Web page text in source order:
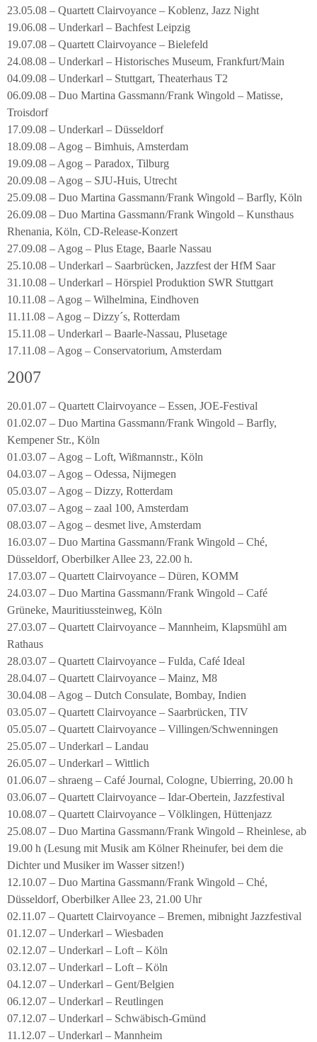
23.05.08 – Quartett Clairvoyance – Koblenz, Jazz Night
19.06.08 – Underkarl – Bachfest Leipzig
19.07.08 – Quartett Clairvoyance – Bielefeld
24.08.08 – Underkarl – Historisches Museum, Frankfurt/Main
04.09.08 – Underkarl – Stuttgart, Theaterhaus T2
06.09.08 – Duo Martina Gassmann/Frank Wingold – Matisse,
Troisdorf
17.09.08 – Underkarl – Düsseldorf
18.09.08 – Agog – Bimhuis, Amsterdam
19.09.08 – Agog – Paradox, Tilburg
20.09.08 – Agog – SJU-Huis, Utrecht
25.09.08 – Duo Martina Gassmann/Frank Wingold – Barfly, Köln
26.09.08 – Duo Martina Gassmann/Frank Wingold – Kunsthaus
Rhenania, Köln, CD-Release-Konzert
27.09.08 – Agog – Plus Etage, Baarle Nassau
25.10.08 – Underkarl – Saarbrücken, Jazzfest der HfM Saar
31.10.08 – Underkarl – Hörspiel Produktion SWR Stuttgart
10.11.08 – Agog – Wilhelmina, Eindhoven
11.11.08 – Agog – Dizzy´s, Rotterdam
15.11.08 – Underkarl – Baarle-Nassau, Plusetage
17.11.08 – Agog – Conservatorium, Amsterdam
2007
20.01.07 – Quartett Clairvoyance – Essen, JOE-Festival
01.02.07 – Duo Martina Gassmann/Frank Wingold – Barfly,
Kempener Str., Köln
01.03.07 – Agog – Loft, Wißmannstr., Köln
04.03.07 – Agog – Odessa, Nijmegen
05.03.07 – Agog – Dizzy, Rotterdam
07.03.07 – Agog – zaal 100, Amsterdam
08.03.07 – Agog – desmet live, Amsterdam
16.03.07 – Duo Martina Gassmann/Frank Wingold – Ché,
Düsseldorf, Oberbilker Allee 23, 22.00 h.
17.03.07 – Quartett Clairvoyance – Düren, KOMM
24.03.07 – Duo Martina Gassmann/Frank Wingold – Café
Grüneke, Mauritiussteinweg, Köln
27.03.07 – Quartett Clairvoyance – Mannheim, Klapsmühl am
Rathaus
28.03.07 – Quartett Clairvoyance – Fulda, Café Ideal
28.04.07 – Quartett Clairvoyance – Mainz, M8
30.04.08 – Agog – Dutch Consulate, Bombay, Indien
03.05.07 – Quartett Clairvoyance – Saarbrücken, TIV
05.05.07 – Quartett Clairvoyance – Villingen/Schwenningen
25.05.07 – Underkarl – Landau
26.05.07 – Underkarl – Wittlich
01.06.07 – shraeng – Café Journal, Cologne, Ubierring, 20.00 h
03.06.07 – Quartett Clairvoyance – Idar-Obertein, Jazzfestival
10.08.07 – Quartett Clairvoyance – Völklingen, Hüttenjazz
25.08.07 – Duo Martina Gassmann/Frank Wingold – Rheinlese, ab
19.00 h (Lesung mit Musik am Kölner Rheinufer, bei dem die
Dichter und Musiker im Wasser sitzen!)
12.10.07 – Duo Martina Gassmann/Frank Wingold – Ché,
Düsseldorf, Oberbilker Allee 23, 21.00 Uhr
02.11.07 – Quartett Clairvoyance – Bremen, mibnight Jazzfestival
01.12.07 – Underkarl – Wiesbaden
02.12.07 – Underkarl – Loft – Köln
03.12.07 – Underkarl – Loft – Köln
04.12.07 – Underkarl – Gent/Belgien
06.12.07 – Underkarl – Reutlingen
07.12.07 – Underkarl – Schwäbisch-Gmünd
11.12.07 – Underkarl – Mannheim